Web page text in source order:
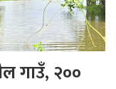
गाउँ, २००